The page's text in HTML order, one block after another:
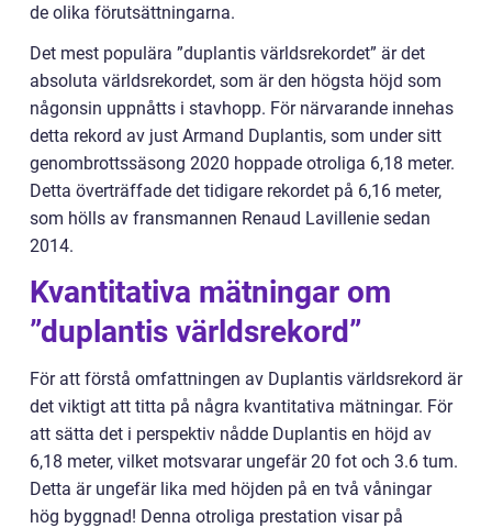
de olika förutsättningarna.
Det mest populära ”duplantis världsrekordet” är det
absoluta världsrekordet, som är den högsta höjd som
någonsin uppnåtts i stavhopp. För närvarande innehas
detta rekord av just Armand Duplantis, som under sitt
genombrottssäsong 2020 hoppade otroliga 6,18 meter.
Detta överträffade det tidigare rekordet på 6,16 meter,
som hölls av fransmannen Renaud Lavillenie sedan
2014.
Kvantitativa mätningar om
”duplantis världsrekord”
För att förstå omfattningen av Duplantis världsrekord är
det viktigt att titta på några kvantitativa mätningar. För
att sätta det i perspektiv nådde Duplantis en höjd av
6,18 meter, vilket motsvarar ungefär 20 fot och 3.6 tum.
Detta är ungefär lika med höjden på en två våningar
hög byggnad! Denna otroliga prestation visar på